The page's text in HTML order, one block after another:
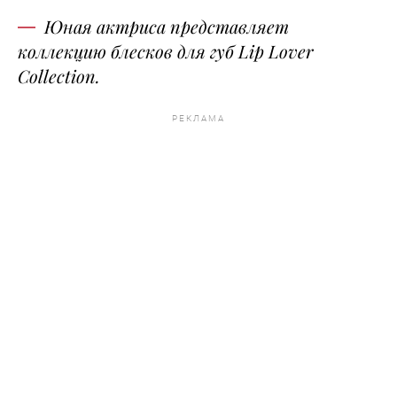
Юная актриса представляет
коллекцию блесков для губ Lip Lover
Collection.
РЕКЛАМА